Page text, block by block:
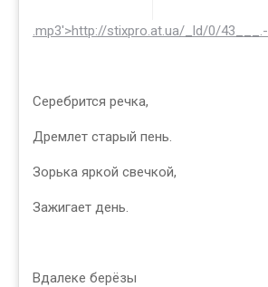
.mp3'>http://stixpro.at.ua/_ld/0/43___.-
Серебрится речка,
Дремлет старый пень.
Зорька яркой свечкой,
Зажигает день.
Вдалеке берёзы